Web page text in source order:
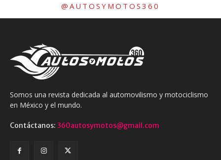
@AUTOSYMOTOS360
Somos una revista dedicada al automovilismo y motociclismo
en México y el mundo.
Contáctanos: 360autosymotos@gmail.com